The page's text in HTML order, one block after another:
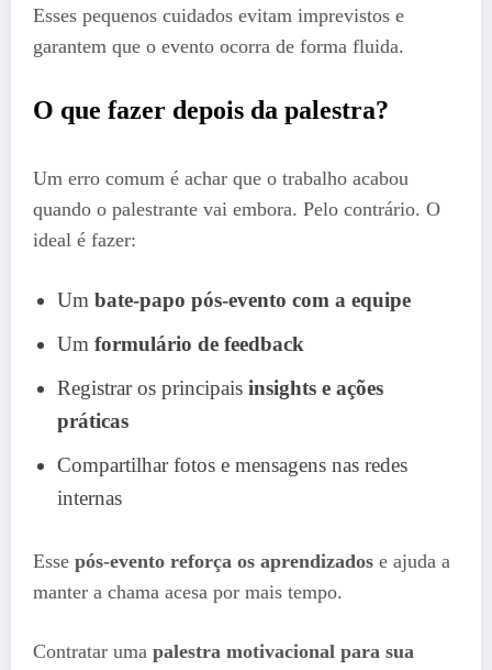
Esses pequenos cuidados evitam imprevistos e
garantem que o evento ocorra de forma fluida.
O que fazer depois da palestra?
Um erro comum é achar que o trabalho acabou
quando o palestrante vai embora. Pelo contrário. O
ideal é fazer:
Um bate-papo pós-evento com a equipe
Um formulário de feedback
Registrar os principais insights e ações
práticas
Compartilhar fotos e mensagens nas redes
internas
Esse pós-evento reforça os aprendizados e ajuda a
manter a chama acesa por mais tempo.
Contratar uma palestra motivacional para sua